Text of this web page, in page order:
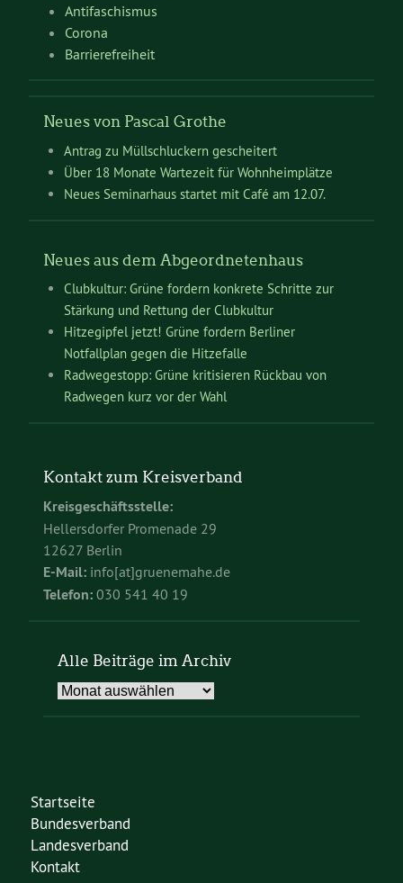
Antifaschismus
Corona
Barrierefreiheit
Neues von Pascal Grothe
Antrag zu Müllschluckern gescheitert
Über 18 Monate Wartezeit für Wohnheimplätze
Neues Seminarhaus startet mit Café am 12.07.
Neues aus dem Abgeordnetenhaus
Clubkultur: Grüne fordern konkrete Schritte zur
Stärkung und Rettung der Clubkultur
Hitzegipfel jetzt! Grüne fordern Berliner
Notfallplan gegen die Hitzefalle
Radwegestopp: Grüne kritisieren Rückbau von
Radwegen kurz vor der Wahl
Kontakt zum Kreisverband
Kreisgeschäftsstelle:
Hellersdorfer Promenade 29
12627 Berlin
E-Mail: info[at]gruenemahe.de
Telefon: 030 541 40 19
Alle Beiträge im Archiv
Alle
Startseite
Bundesverband
Landesverband
Kontakt